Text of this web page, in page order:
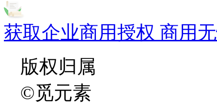
获取企业商用授权 商用
版权归属
©觅元素